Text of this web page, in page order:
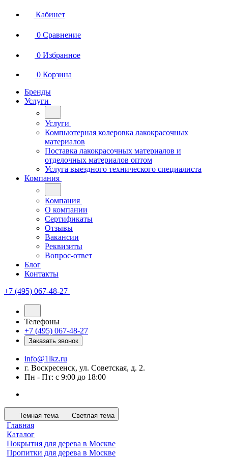
Кабинет
0 Сравнение
0 Избранное
0 Корзина
Бренды
Услуги
Услуги
Компьютерная колеровка лакокрасочных
материалов
Поставка лакокрасочных материалов и
отделочных материалов оптом
Услуга выездного технического специалиста
Компания
Компания
О компании
Сертификаты
Отзывы
Вакансии
Реквизиты
Вопрос-ответ
Блог
Контакты
+7 (495) 067-48-27
Телефоны
+7 (495) 067-48-27
Заказать звонок
info@1lkz.ru
г. Воскресенск, ул. Советская, д. 2.
Пн - Пт: с 9:00 до 18:00
Темная тема Светлая тема
Главная
Каталог
Покрытия для дерева в Москве
Пропитки для дерева в Москве